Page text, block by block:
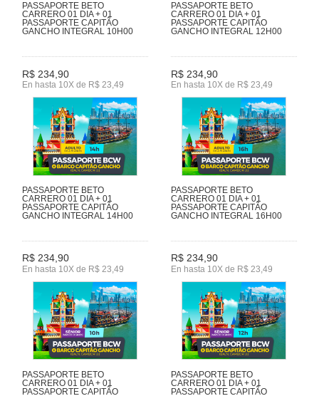
PASSAPORTE BETO
CARRERO 01 DIA + 01
PASSAPORTE CAPITÃO
GANCHO INTEGRAL 10H00
R$ 234,90
En hasta 10X de R$ 23,49
PASSAPORTE BETO
CARRERO 01 DIA + 01
PASSAPORTE CAPITÃO
GANCHO INTEGRAL 12H00
R$ 234,90
En hasta 10X de R$ 23,49
PASSAPORTE BETO
CARRERO 01 DIA + 01
PASSAPORTE CAPITÃO
GANCHO INTEGRAL 14H00
R$ 234,90
En hasta 10X de R$ 23,49
PASSAPORTE BETO
CARRERO 01 DIA + 01
PASSAPORTE CAPITÃO
GANCHO INTEGRAL 16H00
R$ 234,90
En hasta 10X de R$ 23,49
PASSAPORTE BETO
CARRERO 01 DIA + 01
PASSAPORTE CAPITÃO
PASSAPORTE BETO
CARRERO 01 DIA + 01
PASSAPORTE CAPITÃO